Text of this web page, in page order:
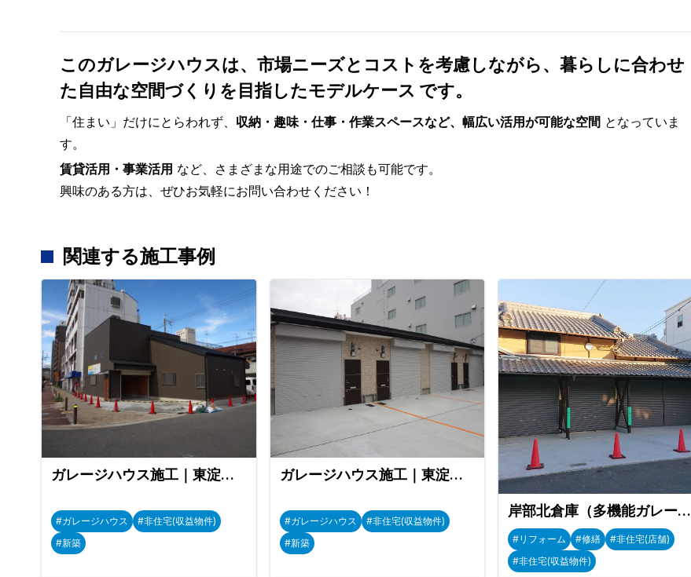
このガレージハウスは、市場ニーズとコストを考慮しながら、暮らしに合わせ
た自由な空間づくりを目指したモデルケース です。
「住まい」だけにとらわれず、 収納・趣味・仕事・作業スペースなど、幅広い活用が可能な空間 となっていま
す。
賃貸活用・事業活用 など、さまざまな用途でのご相談も可能です。
興味のある方は、ぜひお気軽にお問い合わせください！
関連する施工事例
ガレージハウス施工｜東淀川区
#ガレージハウス
#非住宅(収益物件)
#新築
ガレージハウス施工｜東淀川区
#ガレージハウス
#非住宅(収益物件)
#新築
岸部北倉庫（多機能ガレージ【志】）
#リフォーム #修繕
#非住宅(店舗)
#非住宅(収益物件)